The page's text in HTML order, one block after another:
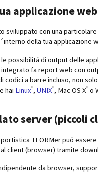
applicazione web
sviluppato con una
della tua applicazione
le possibilitá di output delle
fa report web con
codici a barre incluso, non
hai Linux®, UNIX®, Mac OS X® o
server (piccoli
TFORMer puó
client (browser) tramite
da browser,